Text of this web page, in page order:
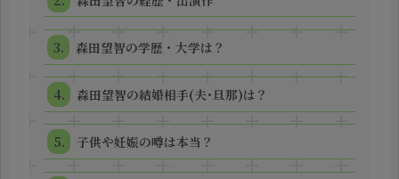
森田望智の学歴・大学は？
森田望智の結婚相手(夫･旦那)は？
子供や妊娠の噂は本当？